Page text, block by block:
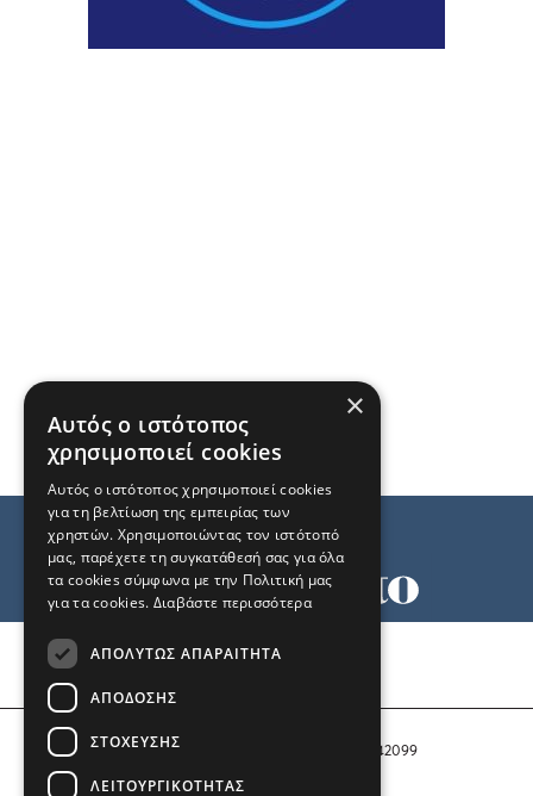
Αριθμός Πιστοποίησης Μ.Η.Τ. 242099
×
Αυτός ο ιστότοπος
χρησιμοποιεί cookies
Αυτός ο ιστότοπος χρησιμοποιεί cookies
για τη βελτίωση της εμπειρίας των
χρηστών. Χρησιμοποιώντας τον ιστότοπό
μας, παρέχετε τη συγκατάθεσή σας για όλα
τα cookies σύμφωνα με την Πολιτική μας
για τα cookies. Διαβάστε περισσότερα
ΑΠΟΛΎΤΩΣ ΑΠΑΡΑΊΤΗΤΑ
ΑΠΌΔΟΣΗΣ
ΣΤΌΧΕΥΣΗΣ
ΛΕΙΤΟΥΡΓΙΚΌΤΗΤΑΣ